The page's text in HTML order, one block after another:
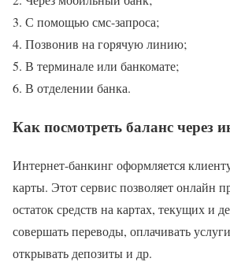
С помощью смс-запроса;
Позвонив на горячую линию;
В терминале или банкомате;
В отделении банка.
Как посмотреть баланс через
Интернет-банкинг оформляется
карты. Этот сервис позволяет онлайн
остаток средств на картах, текущих и
совершать переводы, оплачивать
открывать депозиты и др.